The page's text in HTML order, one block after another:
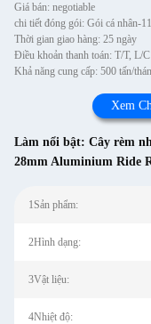
Giá bán: negotiable
chi tiết đóng gói: Gói cá nhân-
Thời gian giao hàng: 25 ngày
Điều khoản thanh toán: T/T, L/C
Khả năng cung cấp: 500 tấn/
Xem
Làm nổi bật: Cây rèm
28mm Aluminium Ride
1Sản phẩm:
2Hình dạng:
3Vật liệu:
4Nhiệt độ: